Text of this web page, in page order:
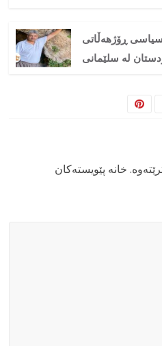
سیاسی ڕۆژهەڵاتی
لە سلێمانی
خانە پێویستەکان